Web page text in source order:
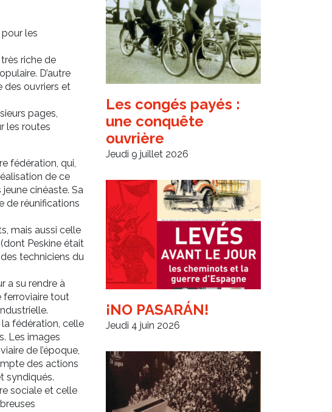
les
riche de
D’autre
des ouvriers et
pages,
les routes
fédération, qui,
de ce
cinéaste. Sa
de réunifications
mais aussi celle
Peskine était
techniciens du
a su rendre à
ferroviaire tout
fédération, celle
Les images
de l’époque,
des actions
syndiqués.
sociale et celle
Les congés payés :
une conquête
ouvrière
Jeudi 9 juillet 2026
¡NO PASARÁN!
Jeudi 4 juin 2026